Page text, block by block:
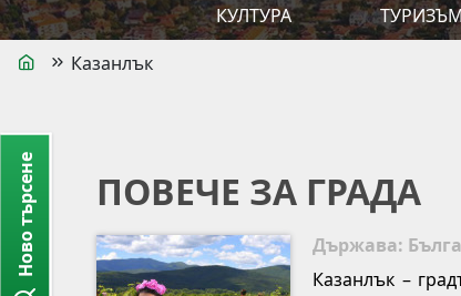
Ново търсене
КУЛТУРА
Казанлък
ПОВЕЧЕ ЗА ГРАДА
Държава:
Казанлък –